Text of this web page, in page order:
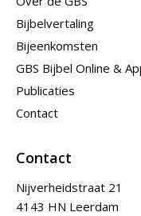
Bijbelvertaling
Bijeenkomsten
GBS Bijbel Online &
Publicaties
Contact
Contact
Nijverheidstraat 21
4143 HN Leerdam